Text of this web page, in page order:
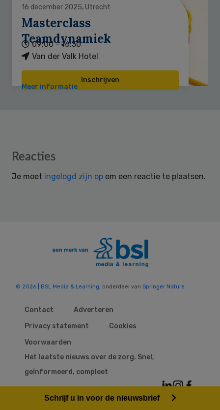
16 december 2025, Utrecht
Masterclass
Teamdynamiek
09:00 - 16:30
Van der Valk Hotel
Inschrijven
Meer informatie
Reader
Reacties
Je moet ingelogd zijn op om een reactie te plaatsen.
© 2026 | BSL Media & Learning, onderdeel van Springer Nature
Contact
Adverteren
Privacy statement
Cookies
Voorwaarden
Het laatste nieuws over de zorg. Snel,
geïnformeerd, compleet
Schrijf u in voor de nieuwsbrief